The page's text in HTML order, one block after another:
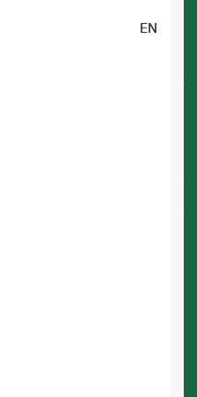
EN
لديك استفسار أو
المملكة العربية السعودية -